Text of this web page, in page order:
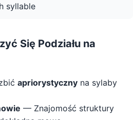
syllable
Się Podziału na
apriorystyczny na sylaby
— Znajomość struktury